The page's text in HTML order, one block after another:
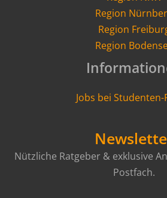
Region
Region
Region
Jobs bei
Nützliche Ratgeber & exklusive
Postfach.